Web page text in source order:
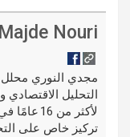
u
m
bl
r
n
ke
n
Majde Nouri
مجدي النوري
التحليل الاقتصادي
لأكثر من
تركيز خاص على